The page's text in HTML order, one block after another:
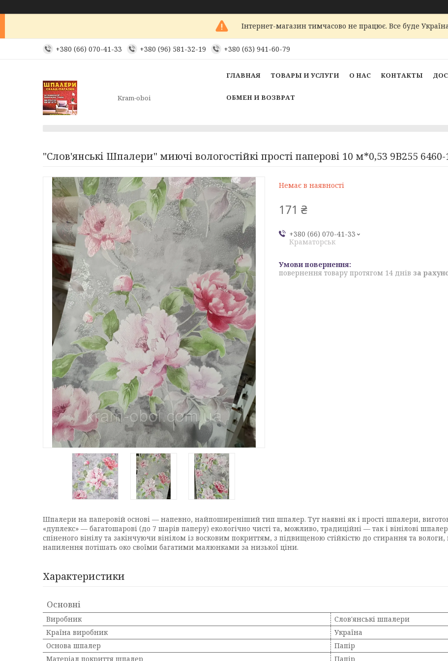
Інтернет-магазин тимчасово не працює. Все буде
+380 (66) 070-41-33 +380 (96) 581-32-19 +380 (63) 941-60-79
Kram-oboi
ГЛАВНАЯ ТОВАРЫ И УСЛУГИ О НАС КОНТАКТЫ
ОБМЕН И ВОЗВРАТ
"Слов'янські Шпалери" миючі вологостійкі прості паперові 10 м*0,53 9В255 6460-
Немає в наявності
171 ₴
+380 (66) 070-41-33
Краматорськ
повернення товару протягом 14 днів за
Шпалери на паперовій основі — напевно, найпоширеніший тип шпалер. Тут наявні як і прості шпалери,
«дуплекс» — багатошарові (до 7 шарів паперу) екологічно чисті та, можливо, традиційні — так і вінілові
спіненого вінілу та закінчуючи вінілом із восковим покриттям, з підвищеною стійкістю до стирання та
напилення потішать око своїми багатими малюнками за низької ціни.
Характеристики
Основні
Виробник
Слов'янські шпалери
Країна виробник
Україна
Основа шпалер
Папір
Матеріал покриття шпалер
Папір